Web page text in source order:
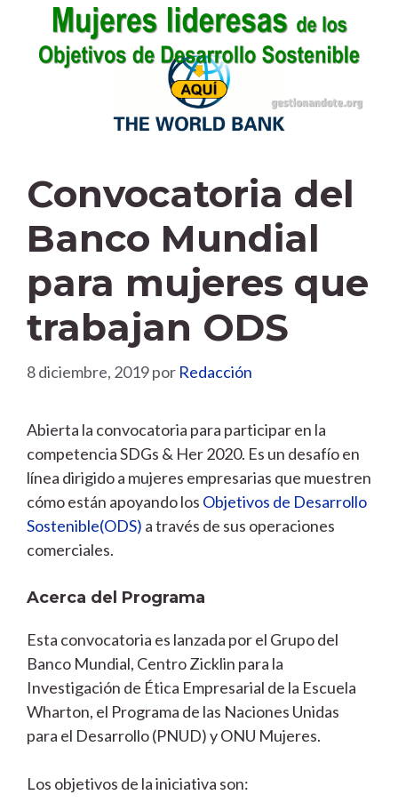
Convocatoria del
Banco Mundial
para mujeres que
trabajan ODS
8 diciembre, 2019por Redacción
Abierta la convocatoria para participar en la
competencia SDGs & Her 2020. Es un desafío en
línea dirigido a mujeres empresarias que muestren
cómo están apoyando los Objetivos de Desarrollo
Sostenible(ODS) a través de sus operaciones
comerciales.
Acerca del Programa
Esta convocatoria es lanzada por el Grupo del
Banco Mundial, Centro Zicklin para la
Investigación de Ética Empresarial de la Escuela
Wharton, el Programa de las Naciones Unidas
para el Desarrollo (PNUD) y ONU Mujeres.
Los objetivos de la iniciativa son: